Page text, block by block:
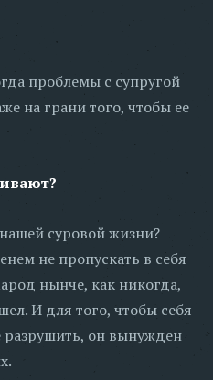
проблемы с супругой
на грани того, чтобы ее
суровой жизни?
не пропускать в себя
нынче, как никогда,
И для того, чтобы себя
разрушить, он вынужден